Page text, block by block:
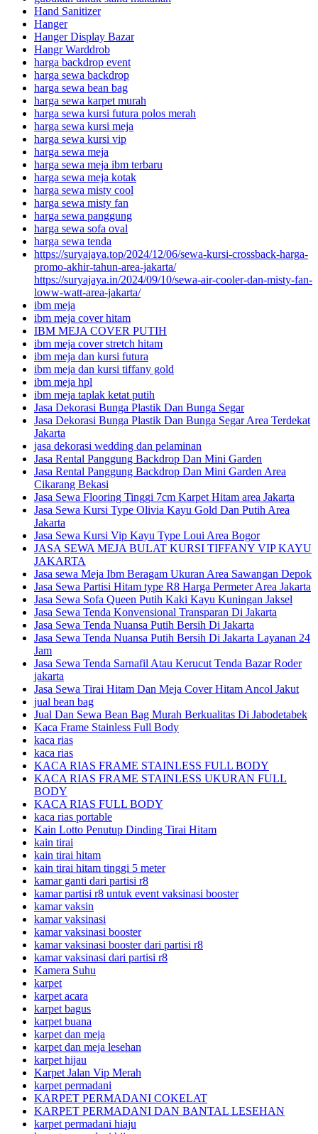
Hand Sanitizer
Hanger
Hanger Display Bazar
Hangr Warddrob
harga backdrop event
harga sewa backdrop
harga sewa bean bag
harga sewa karpet murah
harga sewa kursi futura polos merah
harga sewa kursi meja
harga sewa kursi vip
harga sewa meja
harga sewa meja ibm terbaru
harga sewa meja kotak
harga sewa misty cool
harga sewa misty fan
harga sewa panggung
harga sewa sofa oval
harga sewa tenda
https://suryajaya.top/2024/12/06/sewa-kursi-crossback-harga-
promo-akhir-tahun-area-jakarta/
https://suryajaya.in/2024/09/10/sewa-air-cooler-dan-misty-fan-
loww-watt-area-jakarta/
ibm meja
ibm meja cover hitam
IBM MEJA COVER PUTIH
ibm meja cover stretch hitam
ibm meja dan kursi futura
ibm meja dan kursi tiffany gold
ibm meja hpl
ibm meja taplak ketat putih
Jasa Dekorasi Bunga Plastik Dan Bunga Segar
Jasa Dekorasi Bunga Plastik Dan Bunga Segar Area Terdekat
Jakarta
jasa dekorasi wedding dan pelaminan
Jasa Rental Panggung Backdrop Dan Mini Garden
Jasa Rental Panggung Backdrop Dan Mini Garden Area
Cikarang Bekasi
Jasa Sewa Flooring Tinggi 7cm Karpet Hitam area Jakarta
Jasa Sewa Kursi Type Olivia Kayu Gold Dan Putih Area
Jakarta
Jasa Sewa Kursi Vip Kayu Type Loui Area Bogor
JASA SEWA MEJA BULAT KURSI TIFFANY VIP KAYU
JAKARTA
Jasa sewa Meja Ibm Beragam Ukuran Area Sawangan Depok
Jasa Sewa Partisi Hitam type R8 Harga Permeter Area Jakarta
Jasa Sewa Sofa Queen Putih Kaki Kayu Kuningan Jaksel
Jasa Sewa Tenda Konvensional Transparan Di Jakarta
Jasa Sewa Tenda Nuansa Putih Bersih Di Jakarta
Jasa Sewa Tenda Nuansa Putih Bersih Di Jakarta Layanan 24
Jam
Jasa Sewa Tenda Sarnafil Atau Kerucut Tenda Bazar Roder
jakarta
Jasa Sewa Tirai Hitam Dan Meja Cover Hitam Ancol Jakut
jual bean bag
Jual Dan Sewa Bean Bag Murah Berkualitas Di Jabodetabek
Kaca Frame Stainless Full Body
kaca rias
kaca rias
KACA RIAS FRAME STAINLESS FULL BODY
KACA RIAS FRAME STAINLESS UKURAN FULL
BODY
KACA RIAS FULL BODY
kaca rias portable
Kain Lotto Penutup Dinding Tirai Hitam
kain tirai
kain tirai hitam
kain tirai hitam tinggi 5 meter
kamar ganti dari partisi r8
kamar partisi r8 untuk event vaksinasi booster
kamar vaksin
kamar vaksinasi
kamar vaksinasi booster
kamar vaksinasi booster dari partisi r8
kamar vaksinasi dari partisi r8
Kamera Suhu
karpet
karpet acara
karpet bagus
karpet buana
karpet dan meja
karpet dan meja lesehan
karpet hijau
Karpet Jalan Vip Merah
karpet permadani
KARPET PERMADANI COKELAT
KARPET PERMADANI DAN BANTAL LESEHAN
karpet permadani hiaju